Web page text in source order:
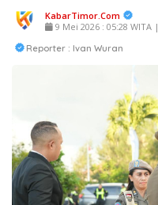
KabarTimor.com
9 Mei 2026 : 05:28 WITA |
Reporter : Ivan Wuran